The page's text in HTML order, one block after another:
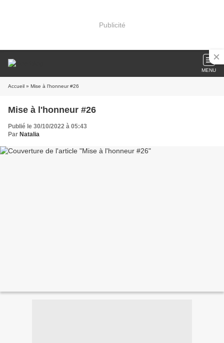
Publicité
MENU
Accueil » Mise à l'honneur #26
Mise à l'honneur #26
Publié le 30/10/2022 à 05:43
Par Natalia